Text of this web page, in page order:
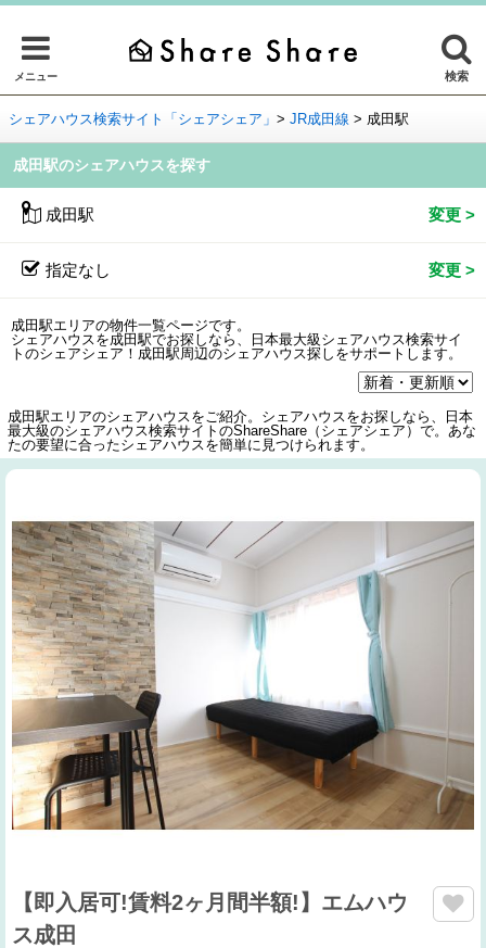
メニュー 検索
シェアハウス検索サイト「シェアシェア」 > JR成田線 > 成田駅
成田駅のシェアハウスを探す
成田駅
指定なし
成田駅エリアの物件一覧ページです。
シェアハウスを成田駅でお探しなら、日本最大級シェアハウス検索サイ
トのシェアシェア！成田駅周辺のシェアハウス探しをサポートします。
成田駅エリアのシェアハウスをご紹介。シェアハウスをお探しなら、日本
最大級のシェアハウス検索サイトのShareShare（シェアシェア）で。あな
たの要望に合ったシェアハウスを簡単に見つけられます。
【即入居可!賃料2ヶ月間半額!】エムハウ
ス成田